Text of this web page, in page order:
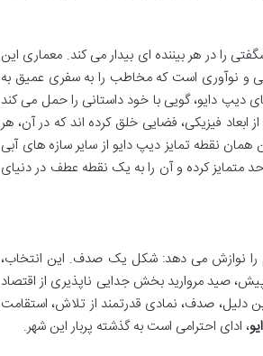
را در هر بیننده ای بیدار می کند. معماری این
و نوآوری است که مخاطب را به سفری عمیق به
دیپ دایو، گویی با خود داستانی را حمل می کند
فیزیکی، فضایی خلق کرده اند که در آن، هر
نقطه تمایز دیپ دایو از سایر سازه های آبی
کرده و آن را به یک نقطه عطف در دنیای
را نوازش می دهد: شکل یک صدف. این انتخاب،
صید مروارید بخش جدایی ناپذیری از اقتصاد
دلیل، صدف، نمادی قدرتمند از تلاش، استقامت
، ادای احترامی است به گذشته پربار این شهر.